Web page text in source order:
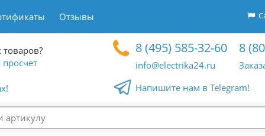
Отзывы
8 (495) 585-32-60
info@electrika24.ru
8
Напишите нам в Telegram!